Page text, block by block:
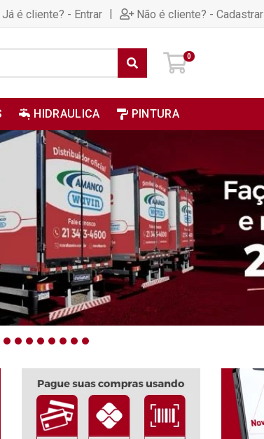
Já é cliente? - Entrar | Não é cliente? - Cadastrar
0
HIDRAULICA PINTURA